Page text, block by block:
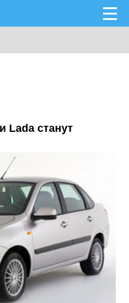
Lada станут